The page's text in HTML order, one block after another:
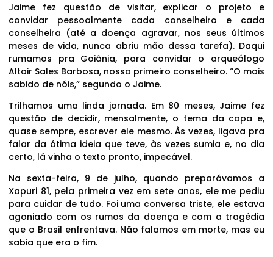
Jaime fez questão de visitar, explicar o projeto e
convidar pessoalmente cada conselheiro e cada
conselheira (até a doença agravar, nos seus últimos
meses de vida, nunca abriu mão dessa tarefa). Daqui
rumamos pra Goiânia, para convidar o arqueólogo
Altair Sales Barbosa, nosso primeiro conselheiro. “O mais
sabido de nóis,” segundo o Jaime.
Trilhamos uma linda jornada. Em 80 meses, Jaime fez
questão de decidir, mensalmente, o tema da capa e,
quase sempre, escrever ele mesmo. Às vezes, ligava pra
falar da ótima ideia que teve, às vezes sumia e, no dia
certo, lá vinha o texto pronto, impecável.
Na sexta-feira, 9 de julho, quando preparávamos a
Xapuri 81, pela primeira vez em sete anos, ele me pediu
para cuidar de tudo. Foi uma conversa triste, ele estava
agoniado com os rumos da doença e com a tragédia
que o Brasil enfrentava. Não falamos em morte, mas eu
sabia que era o fim.